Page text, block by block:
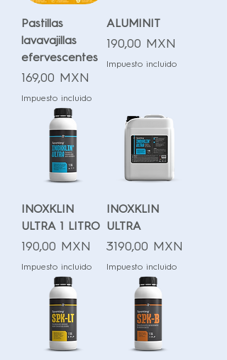
Pastillas
lavavajillas
efervescentes
Precio
169,00 MXN
Impuesto incluido
ALUMINIT
Precio
190,00 MXN
Impuesto incluido
INOXKLIN
ULTRA 1 LITRO
Precio
190,00 MXN
Impuesto incluido
INOXKLIN
ULTRA
Precio
3190,00 MXN
Impuesto incluido